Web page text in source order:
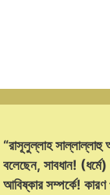
“রাসূলুল্লাহ সাল্লাল্লাহু
বলেছেন, সাবধান! (ধর্মে)
আবিষ্কার সম্পর্কে! কারণ